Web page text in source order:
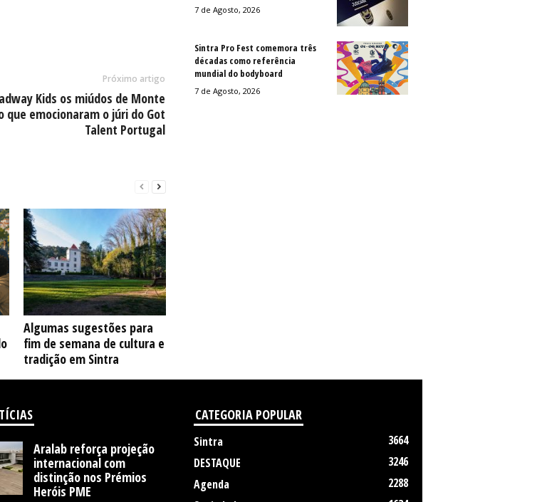
Próximo artigo
Kids os miúdos de Monte
que emocionaram o júri do Got
Talent Portugal
Algumas sugestões para
fim de semana de cultura e
tradição em Sintra
7 de Agosto, 2026
Sintra Pro Fest comemora três
décadas como referência
mundial do bodyboard
7 de Agosto, 2026
Aralab reforça projeção
internacional com
distinção nos Prémios
Heróis PME
CATEGORIA POPULAR
Sintra
3664
DESTAQUE
3246
Agenda
2288